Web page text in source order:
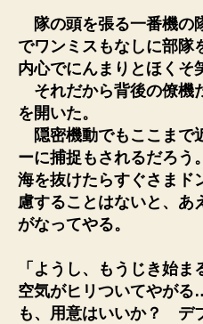
隊の頭を張る一番機の
でワンミスもなしに部隊
内心でにんまりとほくそ
それだから背後の僚機
を開いた。
隠密機動でもここまで
ーに捕捉もされるだろう
海を抜けたらすぐさまド
慮することはないと、あ
がなってやる。
「ようし、もうじき始
空気がヒリついてやが
も、用意はいいか？ デ